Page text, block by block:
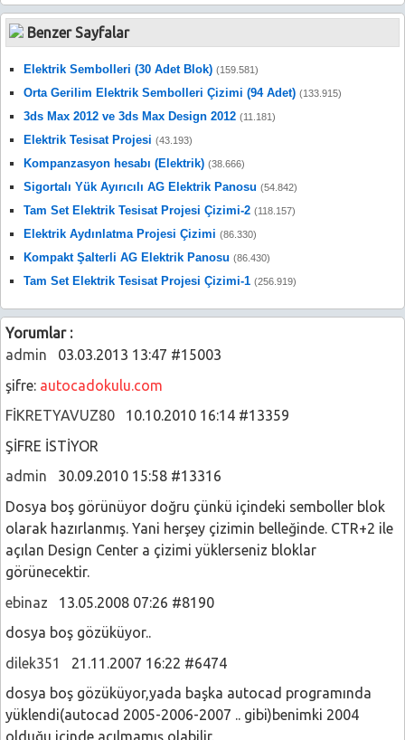
Benzer Sayfalar
Elektrik Sembolleri (30 Adet Blok) (159.581)
Orta Gerilim Elektrik Sembolleri Çizimi (94 Adet) (133.915)
3ds Max 2012 ve 3ds Max Design 2012 (11.181)
Elektrik Tesisat Projesi (43.193)
Kompanzasyon hesabı (Elektrik) (38.666)
Sigortalı Yük Ayırıcılı AG Elektrik Panosu (54.842)
Tam Set Elektrik Tesisat Projesi Çizimi-2 (118.157)
Elektrik Aydınlatma Projesi Çizimi (86.330)
Kompakt Şalterli AG Elektrik Panosu (86.430)
Tam Set Elektrik Tesisat Projesi Çizimi-1 (256.919)
Yorumlar :
admin 03.03.2013 13:47 #15003
şifre: autocadokulu.com
FİKRETYAVUZ80 10.10.2010 16:14 #13359
ŞİFRE İSTİYOR
admin 30.09.2010 15:58 #13316
Dosya boş görünüyor doğru çünkü içindeki semboller blok
olarak hazırlanmış. Yani herşey çizimin belleğinde. CTR+2 ile
açılan Design Center a çizimi yüklerseniz bloklar
görünecektir.
ebinaz 13.05.2008 07:26 #8190
dosya boş gözüküyor..
dilek351
21.11.2007 16:22 #6474
dosya boş gözüküyor,yada başka autocad programında
yüklendi(autocad 2005-2006-2007 .. gibi)benimki 2004